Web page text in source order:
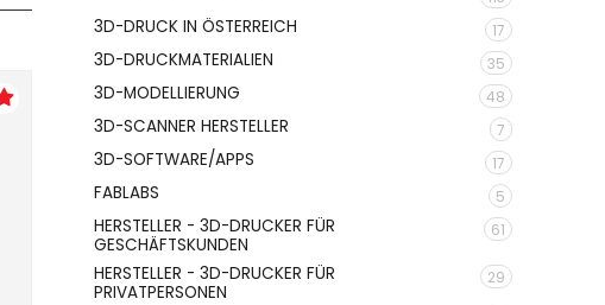
3D-DRUCK IN ÖSTERREICH 17
3D-DRUCKMATERIALIEN 35
3D-MODELLIERUNG 48
3D-SCANNER HERSTELLER 7
3D-SOFTWARE/APPS 17
FABLABS 5
HERSTELLER - 3D-DRUCKER FÜR
GESCHÄFTSKUNDEN
61
HERSTELLER - 3D-DRUCKER FÜR
PRIVATPERSONEN
29